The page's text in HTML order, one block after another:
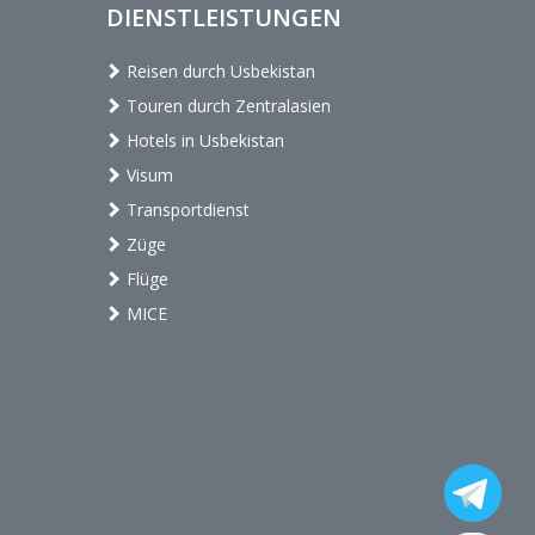
DIENSTLEISTUNGEN
Reisen durch Usbekistan
Touren durch Zentralasien
Hotels in Usbekistan
Visum
Transportdienst
Züge
Flüge
MICE